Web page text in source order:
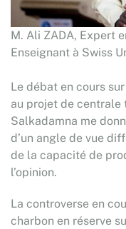
M. Ali ZADA, Expert
Enseignant à Swiss
Le débat en cours
au projet de centrale
Salkadamna me
d’un angle de vue
de la capacité de
l’opinion.
La controverse en
charbon en réserve